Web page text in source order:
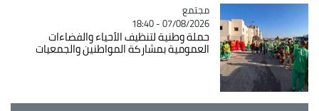
Catégorie
مجتمع
07/08/2026 - 18:40
حملة وطنية لتنظيف الأحياء والفضاءات
العمومية بمشاركة المواطنين والجمعيات